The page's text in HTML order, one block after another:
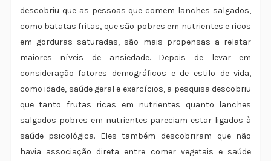
descobriu que as pessoas que comem lanches salgados,
como batatas fritas, que são pobres em nutrientes e ricos
em gorduras saturadas, são mais propensas a relatar
maiores níveis de ansiedade. Depois de levar em
consideração fatores demográficos e de estilo de vida,
como idade, saúde geral e exercícios, a pesquisa descobriu
que tanto frutas ricas em nutrientes quanto lanches
salgados pobres em nutrientes pareciam estar ligados à
saúde psicológica. Eles também descobriram que não
havia associação direta entre comer vegetais e saúde